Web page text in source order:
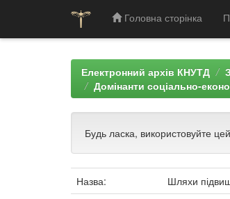
Головна сторінка
Електронний архів КНУТД
Домінанти соціально-
Будь ласка, використовуйте
Назва:
Шляхи